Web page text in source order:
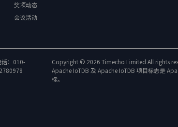
奖项动态
会议活动
话：010-
Copyright © 2026 Timecho Limited All rights
Apache IoTDB 及 Apache IoTDB 项目标志是
标。